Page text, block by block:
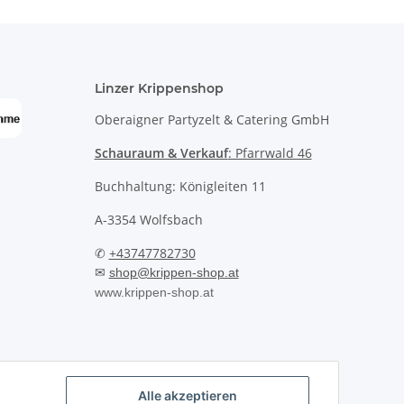
Alle akzeptieren
Linzer Krippenshop
Oberaigner Partyzelt & Catering GmbH
Schauraum & Verkauf: Pfarrwald 46
Buchhaltung: Königleiten 11
A-3354 Wolfsbach
✆ +43747782730
✉ shop@krippen-shop.at
www.krippen-shop.at